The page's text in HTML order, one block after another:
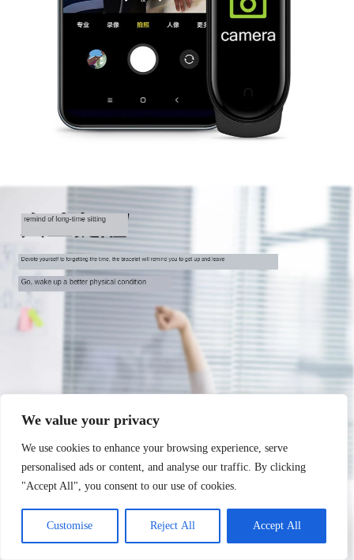
We value your privacy
We use cookies to enhance your browsing experience, serve
personalised ads or content, and analyse our traffic. By clicking
"Accept All", you consent to our use of cookies.
Customise Reject All Accept All
Commande passée il y a parJuliette , à
Antibes➜ Plus que quelques pièces en stock !